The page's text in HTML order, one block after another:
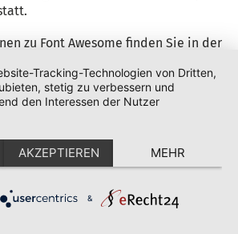
zu Font Awesome finden Sie in der
privacy.
von OpenStreetMap (OSM).
von OpenStreetMap auf
Foundation, St John’s
Tracking-Technologien von Dritten,
stetig zu verbessern und
den Interessen der Nutzer
AKZEPTIEREN MEHR
&